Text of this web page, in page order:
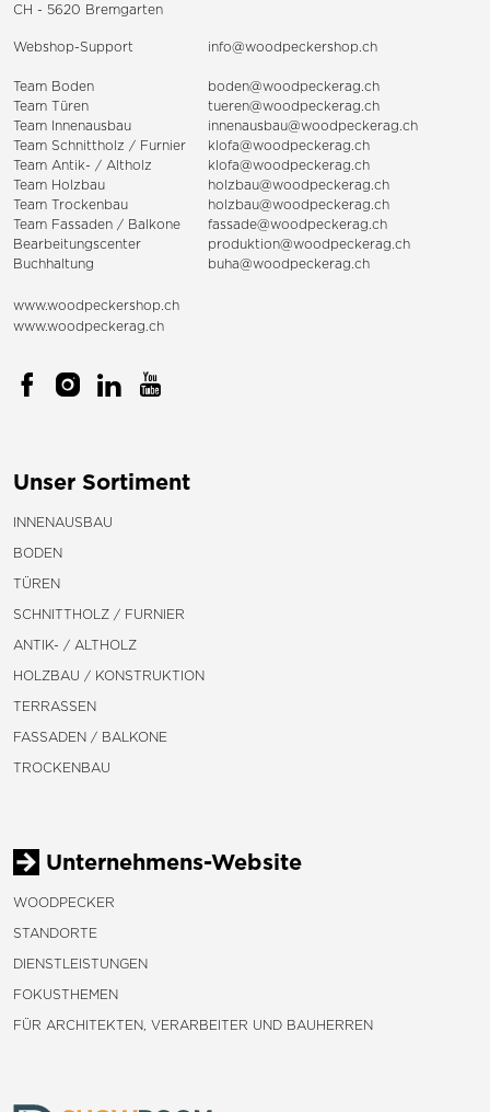
CH - 5620 Bremgarten
Webshop-Support info@woodpeckershop.ch
Team Boden
boden@woodpeckerag.ch
Team Türen
tueren@woodpeckerag.ch
Team Innenausbau
innenausbau@woodpeckerag.ch
Team Schnittholz / Furnier
klofa@woodpeckerag.ch
Team Antik- / Altholz
klofa@woodpeckerag.ch
Team Holzbau
holzbau@woodpeckerag.ch
Team Trockenbau
holzbau@woodpeckerag.ch
Team Fassaden / Balkone
fassade@woodpeckerag.ch
Bearbeitungscenter
produktion@woodpeckerag.ch
Buchhaltung
buha@woodpeckerag.ch
www.woodpeckershop.ch
www.woodpeckerag.ch
Unser Sortiment
INNENAUSBAU
BODEN
TÜREN
SCHNITTHOLZ / FURNIER
ANTIK- / ALTHOLZ
HOLZBAU / KONSTRUKTION
TERRASSEN
FASSADEN / BALKONE
TROCKENBAU
Unternehmens-Website
WOODPECKER
STANDORTE
DIENSTLEISTUNGEN
FOKUSTHEMEN
FÜR ARCHITEKTEN, VERARBEITER UND BAUHERREN